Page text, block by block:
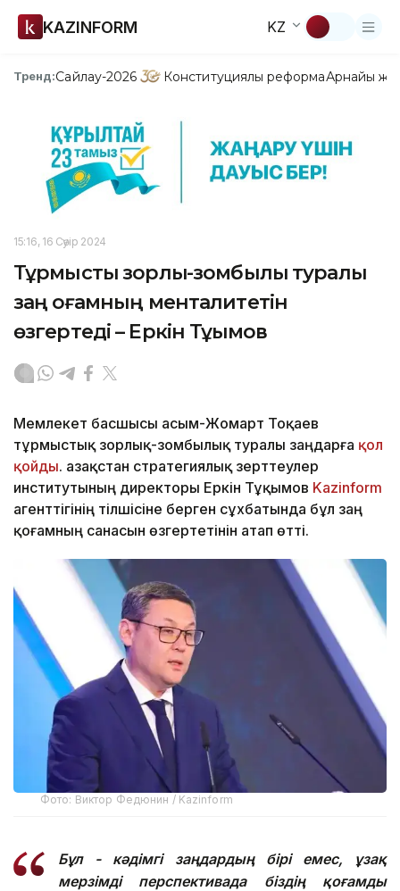
KAZINFORM KZ
Тренд:Сайлау-2026 Конституциялық реформаАрнайы
15:16, 16 Сәуір 2024
Тұрмыстық зорлық-зомбылық туралы
заң қоғамның менталитетін
өзгертеді – Еркін Тұқымов
Мемлекет басшысы Қасым-Жомарт Тоқаев
тұрмыстық зорлық-зомбылық туралы заңдарға қол
қойды. Қазақстан стратегиялық зерттеулер
институтының директоры Еркін Тұқымов Kazinform
агенттігінің тілшісіне берген сұхбатында бұл заң
қоғамның санасын өзгертетінін атап өтті.
Фото: Виктор Федюнин / Kazinform
Бұл - кәдімгі заңдардың бірі емес, ұзақ
мерзімді перспективада біздің қоғамды